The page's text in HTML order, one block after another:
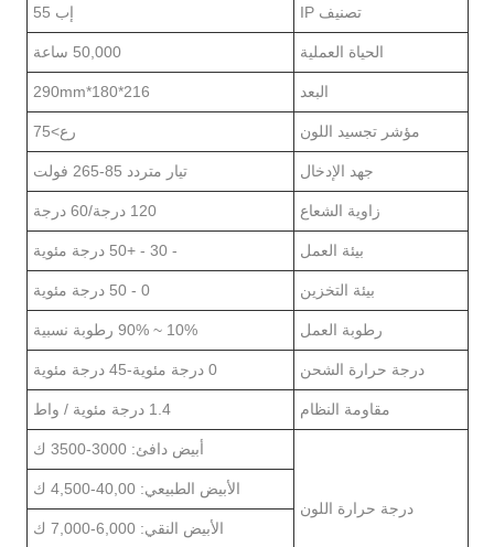
تصنيف IP
الحياة العملية 50,000 ساعة
البعد
مؤشر تجسيد اللون
جهد الإدخال تيار متردد 85-265 فولت
زاوية الشعاع
بيئة العمل
بيئة التخزين
رطوبة العمل 10% ~ 90% رطوبة نسبية
درجة حرارة الشحن
مقاومة النظام
درجة حرارة اللون
أبيض دافئ: 3000-3500 ك
الأبيض الطبيعي: 40,00-4,500 ك
الأبيض النقي: 6,000-7,000 ك